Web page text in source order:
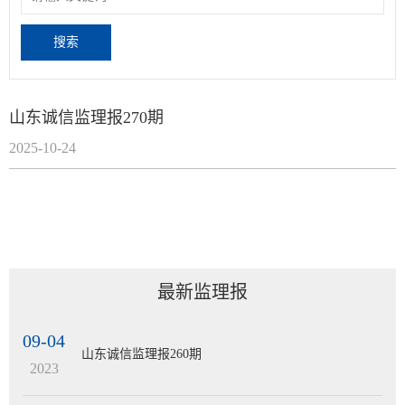
山东诚信监理报270期
2025-10-24
最新监理报
09-04
2023
山东诚信监理报260期